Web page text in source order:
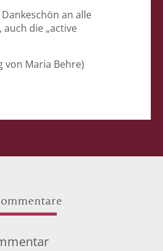
an alle
auch die „active
von Maria Behre)